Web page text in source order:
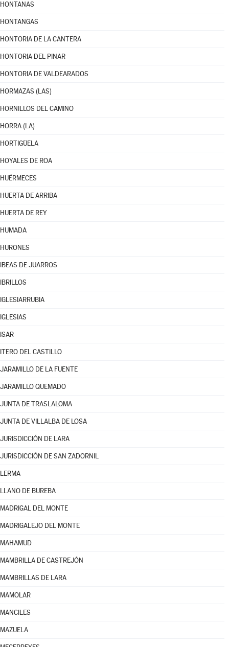
HONTANAS
HONTANGAS
HONTORIA DE LA CANTERA
HONTORIA DEL PINAR
HONTORIA DE VALDEARADOS
HORMAZAS (LAS)
HORNILLOS DEL CAMINO
HORRA (LA)
HORTIGÜELA
HOYALES DE ROA
HUÉRMECES
HUERTA DE ARRIBA
HUERTA DE REY
HUMADA
HURONES
IBEAS DE JUARROS
IBRILLOS
IGLESIARRUBIA
IGLESIAS
ISAR
ITERO DEL CASTILLO
JARAMILLO DE LA FUENTE
JARAMILLO QUEMADO
JUNTA DE TRASLALOMA
JUNTA DE VILLALBA DE LOSA
JURISDICCIÓN DE LARA
JURISDICCIÓN DE SAN ZADORNIL
LERMA
LLANO DE BUREBA
MADRIGAL DEL MONTE
MADRIGALEJO DEL MONTE
MAHAMUD
MAMBRILLA DE CASTREJÓN
MAMBRILLAS DE LARA
MAMOLAR
MANCILES
MAZUELA